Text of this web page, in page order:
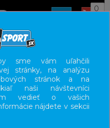
0
PANEL
MENU
sme vám uľahčili
stránky, na analýzu
stránok a na
naši návštevníci
vedieť o vašich
nájdete v sekcii